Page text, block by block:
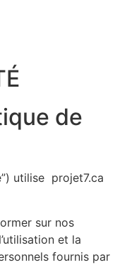
de
utilise projet7.ca
sur nos
et la
fournis par